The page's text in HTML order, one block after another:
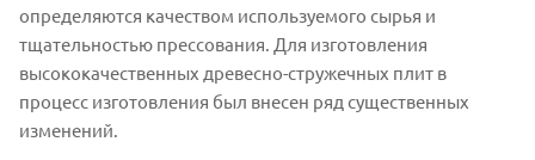
определяются качеством используемого сырья и
тщательностью прессования. Для изготовления
высококачественных древесно-стружечных плит в
процесс изготовления был внесен ряд существенных
изменений.